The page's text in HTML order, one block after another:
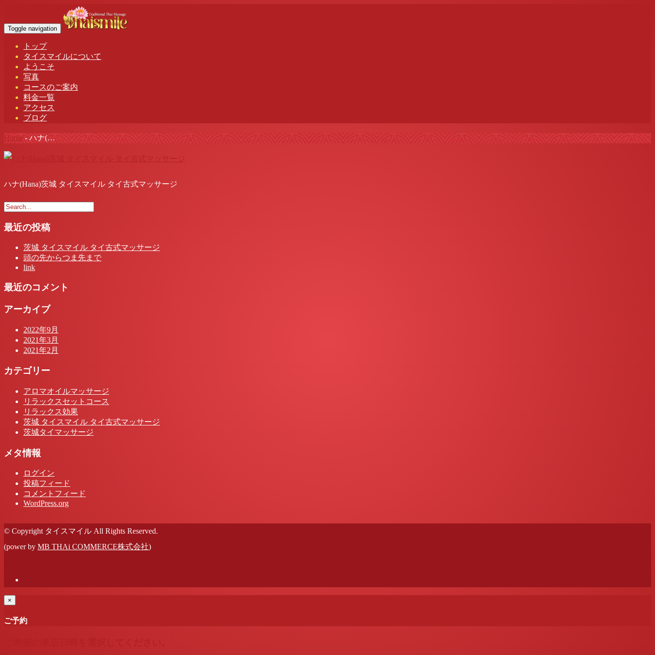
Toggle navigation
トップ
タイスマイルについて
ようこそ
写真
コースのご案内
料金一覧
アクセス
ブログ
Home - ハナ(…
ハナ(Hana)茨城 タイスマイル タイ古式マッサージ
最近の投稿
茨城 タイスマイル タイ古式マッサージ
頭の先からつま先まで
link
最近のコメント
アーカイブ
2022年9月
2021年3月
2021年2月
カテゴリー
アロマオイルマッサージ
リラックスセットコース
リラックス効果
茨城 タイスマイル タイ古式マッサージ
茨城タイマッサージ
メタ情報
ログイン
投稿フィード
コメントフィード
WordPress.org
© Copyright タイスマイル All Rights Reserved.
(power by MB THAi COMMERCE株式会社)
×
ご予約